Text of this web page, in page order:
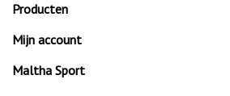
Producten
Mijn account
Maltha Sport